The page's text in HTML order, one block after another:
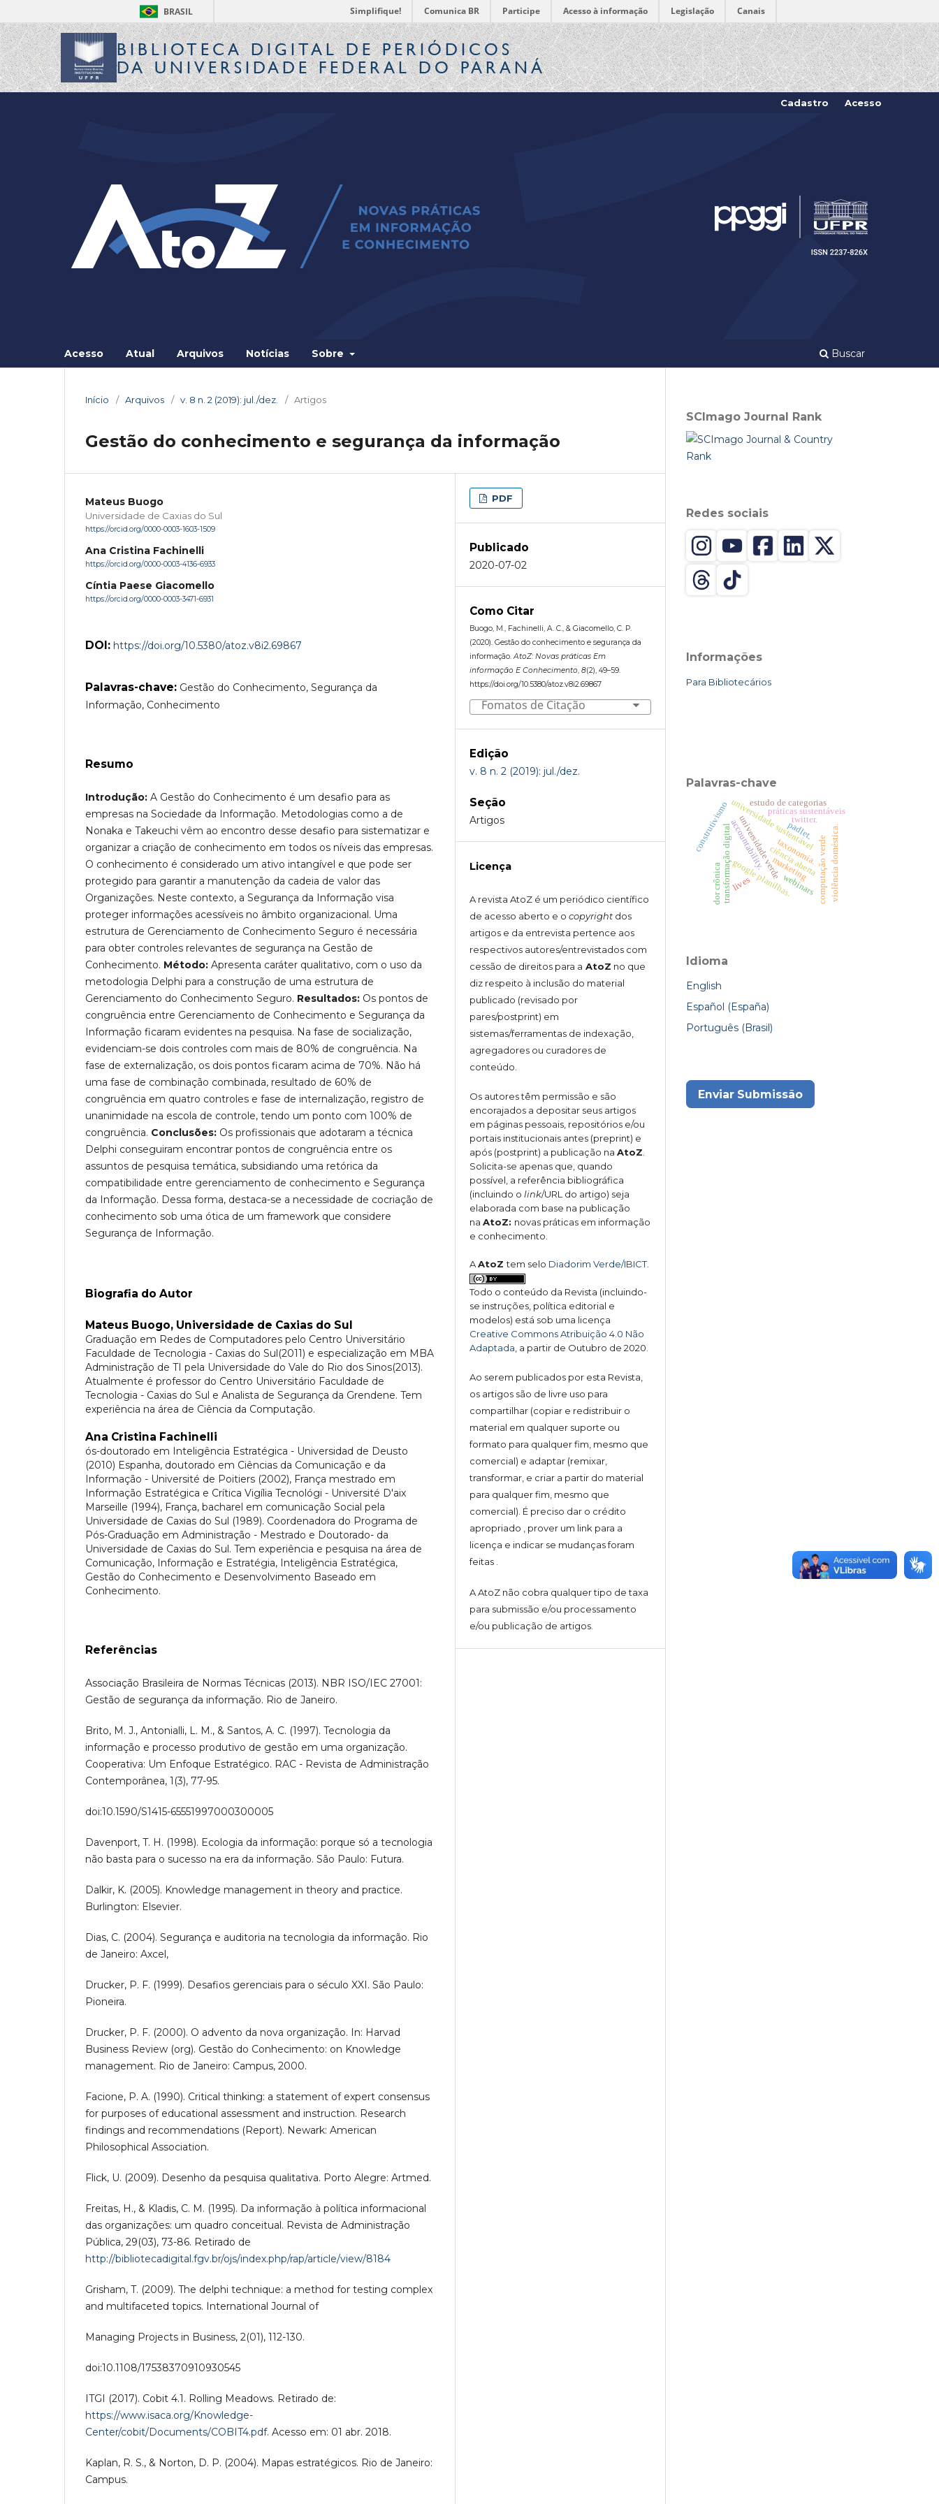
BRASIL Simplifique! Comunica BR Participe Acesso à informação Legislação Canais
BIBLIOTECA DIGITALDE PERIÓDICOS
DA UNIVERSIDADE FEDERAL DO PARANÁ
Acesso Atual Arquivos Notícias Sobre Buscar
Cadastro Acesso
Início / Arquivos / v. 8 n. 2 (2019): jul./dez. / Artigos
Gestão do conhecimento e segurança da informação
Mateus Buogo
Universidade de Caxias do Sul
https://orcid.org/0000-0003-1603-1509
Ana Cristina Fachinelli
https://orcid.org/0000-0003-4136-6933
Cíntia Paese Giacomello
https://orcid.org/0000-0003-3471-6931
DOI: https://doi.org/10.5380/atoz.v8i2.69867
Palavras-chave: Gestão do Conhecimento, Segurança da
Informação, Conhecimento
Resumo
Introdução: A Gestão do Conhecimento é um desafio para as
empresas na Sociedade da Informação. Metodologias como a de
Nonaka e Takeuchi vêm ao encontro desse desafio para sistematizar e
organizar a criação de conhecimento em todos os níveis das empresas.
O conhecimento é considerado um ativo intangível e que pode ser
protegido para garantir a manutenção da cadeia de valor das
Organizações. Neste contexto, a Segurança da Informação visa
proteger informações acessíveis no âmbito organizacional. Uma
estrutura de Gerenciamento de Conhecimento Seguro é necessária
para obter controles relevantes de segurança na Gestão de
Conhecimento. Método: Apresenta caráter qualitativo, com o uso da
metodologia Delphi para a construção de uma estrutura de
Gerenciamento do Conhecimento Seguro. Resultados: Os pontos de
congruência entre Gerenciamento de Conhecimento e Segurança da
Informação ficaram evidentes na pesquisa. Na fase de socialização,
evidenciam-se dois controles com mais de 80% de congruência. Na
fase de externalização, os dois pontos ficaram acima de 70%. Não há
uma fase de combinação combinada, resultado de 60% de
congruência em quatro controles e fase de internalização, registro de
unanimidade na escola de controle, tendo um ponto com 100% de
congruência. Conclusões: Os profissionais que adotaram a técnica
Delphi conseguiram encontrar pontos de congruência entre os
assuntos de pesquisa temática, subsidiando uma retórica da
compatibilidade entre gerenciamento de conhecimento e Segurança
da Informação. Dessa forma, destaca-se a necessidade de cocriação de
conhecimento sob uma ótica de um framework que considere
Segurança de Informação.
Biografia do Autor
Mateus Buogo, Universidade de Caxias do Sul
Graduação em Redes de Computadores pelo Centro Universitário
Faculdade de Tecnologia - Caxias do Sul(2011) e especialização em MBA
Administração de TI pela Universidade do Vale do Rio dos Sinos(2013).
Atualmente é professor do Centro Universitário Faculdade de
Tecnologia - Caxias do Sul e Analista de Segurança da Grendene. Tem
experiência na área de Ciência da Computação.
Ana Cristina Fachinelli
ós-doutorado em Inteligência Estratégica - Universidad de Deusto
(2010) Espanha, doutorado em Ciências da Comunicação e da
Informação - Université de Poitiers (2002), França mestrado em
Informação Estratégica e Crítica Vigília Tecnológi - Université D'aix
Marseille (1994), França, bacharel em comunicação Social pela
Universidade de Caxias do Sul (1989). Coordenadora do Programa de
Pós-Graduação em Administração - Mestrado e Doutorado- da
Universidade de Caxias do Sul. Tem experiência e pesquisa na área de
Comunicação, Informação e Estratégia, Inteligência Estratégica,
Gestão do Conhecimento e Desenvolvimento Baseado em
Conhecimento.
Referências
Associação Brasileira de Normas Técnicas (2013). NBR ISO/IEC 27001:
Gestão de segurança da informação. Rio de Janeiro.
Brito, M. J., Antonialli, L. M., & Santos, A. C. (1997). Tecnologia da
informação e processo produtivo de gestão em uma organização.
Cooperativa: Um Enfoque Estratégico. RAC - Revista de Administração
Contemporânea, 1(3), 77-95.
doi:10.1590/S1415-65551997000300005
Davenport, T. H. (1998). Ecologia da informação: porque só a tecnologia
não basta para o sucesso na era da informação. São Paulo: Futura.
Dalkir, K. (2005). Knowledge management in theory and practice.
Burlington: Elsevier.
Dias, C. (2004). Segurança e auditoria na tecnologia da informação. Rio
de Janeiro: Axcel,
Drucker, P. F. (1999). Desafios gerenciais para o século XXI. São Paulo:
Pioneira.
Drucker, P. F. (2000). O advento da nova organização. In: Harvad
Business Review (org). Gestão do Conhecimento: on Knowledge
management. Rio de Janeiro: Campus, 2000.
Facione, P. A. (1990). Critical thinking: a statement of expert consensus
for purposes of educational assessment and instruction. Research
findings and recommendations (Report). Newark: American
Philosophical Association.
Flick, U. (2009). Desenho da pesquisa qualitativa. Porto Alegre: Artmed.
Freitas, H., & Kladis, C. M. (1995). Da informação à política informacional
das organizações: um quadro conceitual. Revista de Administração
Pública, 29(03), 73-86. Retirado de
http://bibliotecadigital.fgv.br/ojs/index.php/rap/article/view/8184
Grisham, T. (2009). The delphi technique: a method for testing complex
and multifaceted topics. International Journal of
Managing Projects in Business, 2(01), 112-130.
doi:10.1108/17538370910930545
ITGI (2017). Cobit 4.1. Rolling Meadows. Retirado de:
https://www.isaca.org/Knowledge-
Center/cobit/Documents/COBIT4.pdf. Acesso em: 01 abr. 2018.
Kaplan, R. S., & Norton, D. P. (2004). Mapas estratégicos. Rio de Janeiro:
Campus.
PDF
Publicado
2020-07-02
Como Citar
Buogo, M., Fachinelli, A. C., & Giacomello, C. P.
(2020). Gestão do conhecimento e segurança da
informação.AtoZ: Novas práticas Em
informação E Conhecimento,8(2), 49–59.
https://doi.org/10.5380/atoz.v8i2.69867
Fomatos de Citação
Edição
v. 8 n. 2 (2019): jul./dez.
Seção
Artigos
Licença
A revista AtoZ é um periódico científico
de acesso aberto e ocopyright dos
artigos e da entrevista pertence aos
respectivos autores/entrevistados com
cessão de direitos para a AtoZ no que
diz respeito à inclusão do material
publicado (revisado por
pares/postprint) em
sistemas/ferramentas de indexação,
agregadores ou curadores de
conteúdo.
Os autores têm permissão e são
encorajados a depositar seus artigos
em páginas pessoais, repositórios e/ou
portais institucionais antes (preprint) e
após (postprint) a publicação naAtoZ
Solicita-se apenas que, quando
possível, a referência bibliográfica
(incluindo o link/URL do artigo) seja
elaborada com base na publicação
naAtoZ: novas práticas em informação
e conhecimento.
AAtoZtem selo Diadorim Verde/IBICT.
Todo o conteúdo da Revista (incluindo-
se instruções, política editorial e
modelos) está sob uma licença
Creative Commons Atribuição 4.0 Não
Adaptada , a partir de Outubro de 2020.
Ao serem publicados por esta Revista,
os artigos são de livre uso para
compartilhar (copiar e redistribuir o
material em qualquer suporte ou
formato para qualquer fim, mesmo que
comercial) e adaptar (remixar,
transformar, e criar a partir do material
para qualquer fim, mesmo que
comercial). É preciso dar o crédito
apropriado , prover um link para a
licença e indicar se mudanças foram
feitas .
A AtoZ não cobra qualquer tipo de taxa
para submissão e/ou processamento
e/ou publicação de artigos.
SCImago Journal Rank
Redes sociais
Informações
Para Bibliotecários
Palavras-chave
ciência aberta
google planilhas.
transformação digital computação verde
universidade verde
universidade sustentável
práticas sustentáveis
estudo de categorias
taxonomia.
construtivismo padlet. violência doméstica.
accountability.
dor crônica marketing
twitter.
webinars
lives
Idioma
English
Español (España)
Português (Brasil)
Enviar Submissão